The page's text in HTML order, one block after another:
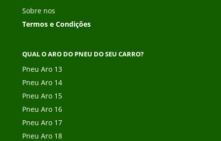
Sobre nos
Termos e Condições
QUAL O ARO DO PNEU DO SEU CARRO?
Pneu Aro 13
Pneu Aro 14
Pneu Aro 15
Pneu Aro 16
Pneu Aro 17
Pneu Aro 18